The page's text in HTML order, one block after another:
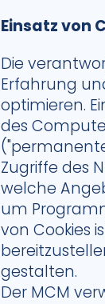
Einsatz von
Die
Erfahrung
optimieren.
des
Zugriffe des
welche
um
von Cookies
gestalten.
Der MCM